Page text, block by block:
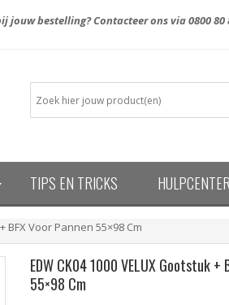
jouw bestelling? Contacteer ons via0800 80
TIPS EN TRICKS HULPCENTER
BFX Voor Pannen 55×98 Cm
EDW CK04 1000 VELUX Gootstuk +
55×98 Cm